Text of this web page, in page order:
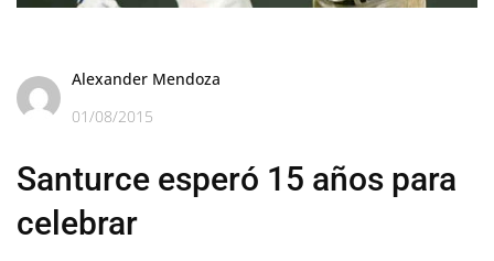
Alexander Mendoza
01/08/2015
Santurce esperó 15 años para
celebrar